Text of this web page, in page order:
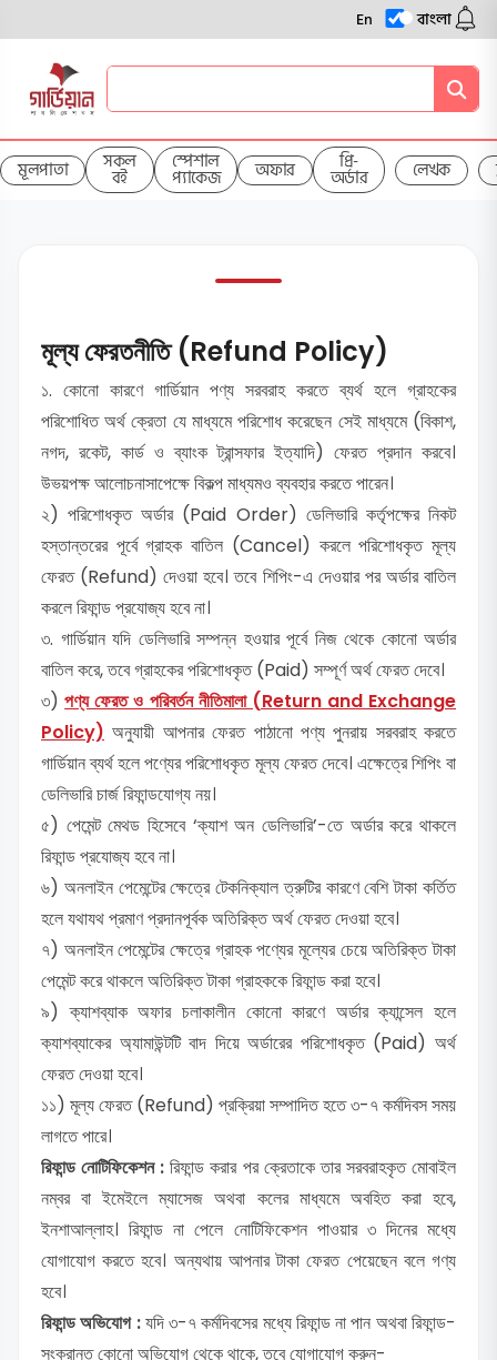
En বাংলা
মূলপাতা সকল
বই
স্পেশাল
প্যাকেজ অফার প্রি-
অর্ডার লেখক
মূল্য ফেরতনীতি (Refund Policy)
১. কোনো কারণে গার্ডিয়ান পণ্য সরবরাহ করতে ব্যর্থ হলে গ্রাহকের
পরিশোধিত অর্থ ক্রেতা যে মাধ্যমে পরিশোধ করেছেন সেই মাধ্যমে (বিকাশ,
নগদ, রকেট, কার্ড ও ব্যাংক ট্রান্সফার ইত্যাদি) ফেরত প্রদান করবে।
উভয়পক্ষ আলোচনাসাপেক্ষে বিকল্প মাধ্যমও ব্যবহার করতে পারেন।
২) পরিশোধকৃত অর্ডার (Paid Order) ডেলিভারি কর্তৃপক্ষের নিকট
হস্তান্তরের পূর্বে গ্রাহক বাতিল (Cancel) করলে পরিশোধকৃত মূল্য
ফেরত (Refund) দেওয়া হবে। তবে শিপিং-এ দেওয়ার পর অর্ডার বাতিল
করলে রিফান্ড প্রযোজ্য হবে না।
৩. গার্ডিয়ান যদি ডেলিভারি সম্পন্ন হওয়ার পূর্বে নিজ থেকে কোনো অর্ডার
বাতিল করে, তবে গ্রাহকের পরিশোধকৃত (Paid) সম্পূর্ণ অর্থ ফেরত দেবে।
৩)পণ্য ফেরত ও পরিবর্তন নীতিমালা (Return and Exchange
Policy) অনুযায়ী আপনার ফেরত পাঠানো পণ্য পুনরায় সরবরাহ করতে
গার্ডিয়ান ব্যর্থ হলে পণ্যের পরিশোধকৃত মূল্য ফেরত দেবে। এক্ষেত্রে শিপিং বা
ডেলিভারি চার্জ রিফান্ডযোগ্য নয়।
৫) পেমেন্ট মেথড হিসেবে ‘ক্যাশ অন ডেলিভারি’-তে অর্ডার করে থাকলে
রিফান্ড প্রযোজ্য হবে না।
৬) অনলাইন পেমেন্টের ক্ষেত্রে টেকনিক্যাল ত্রুটির কারণে বেশি টাকা কর্তিত
হলে যথাযথ প্রমাণ প্রদানপূর্বক অতিরিক্ত অর্থ ফেরত দেওয়া হবে।
৭) অনলাইন পেমেন্টের ক্ষেত্রে গ্রাহক পণ্যের মূল্যের চেয়ে অতিরিক্ত টাকা
পেমেন্ট করে থাকলে অতিরিক্ত টাকা গ্রাহককে রিফান্ড করা হবে।
৯) ক্যাশব্যাক অফার চলাকালীন কোনো কারণে অর্ডার ক্যান্সেল হলে
ক্যাশব্যাকের অ্যামাউন্টটি বাদ দিয়ে অর্ডারের পরিশোধকৃত (Paid) অর্থ
ফেরত দেওয়া হবে।
১১) মূল্য ফেরত (Refund) প্রক্রিয়া সম্পাদিত হতে ৩-৭ কর্মদিবস সময়
লাগতে পারে।
রিফান্ড নোটিফিকেশন : রিফান্ড করার পর ক্রেতাকে তার সরবরাহকৃত মোবাইল
নম্বর বা ইমেইলে ম্যাসেজ অথবা কলের মাধ্যমে অবহিত করা হবে,
ইনশাআল্লাহ। রিফান্ড না পেলে নোটিফিকেশন পাওয়ার ৩ দিনের মধ্যে
যোগাযোগ করতে হবে। অন্যথায় আপনার টাকা ফেরত পেয়েছেন বলে গণ্য
হবে।
রিফান্ড অভিযোগ :যদি ৩-৭ কর্মদিবসের মধ্যে রিফান্ড না পান অথবা রিফান্ড-
সংক্রান্ত কোনো অভিযোগ থেকে থাকে, তবে যোগাযোগ করুন-